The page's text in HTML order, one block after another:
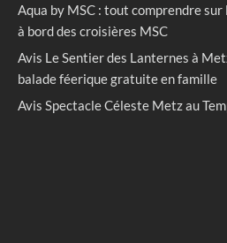
Aqua by MSC : tout comprendre sur
à bord des croisières MSC
Avis Le Sentier des Lanternes à
balade féerique gratuite en famille
Avis Spectacle Céleste Metz au